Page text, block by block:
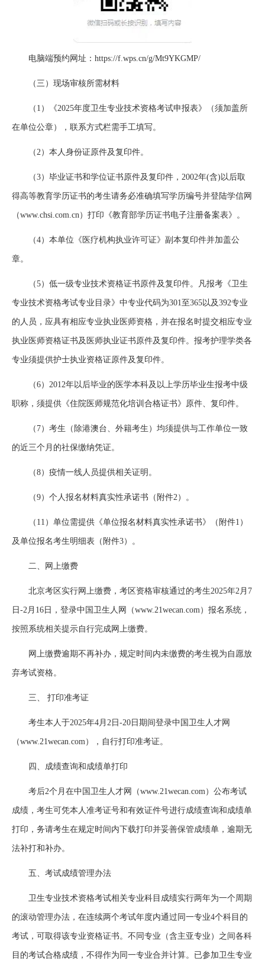
电脑端预约网址：https://f.wps.cn/g/Mt9YKGMP/
（三）现场审核所需材料
（1）《2025年度卫生专业技术资格考试申报表》（须加盖所
在单位公章），联系方式栏需手工填写。
（2）本人身份证原件及复印件。
（3）毕业证书和学位证书原件及复印件，2002年(含)以后取
得高等教育学历证书的考生请务必准确填写学历编号并登陆学信网
（www.chsi.com.cn）打印《教育部学历证书电子注册备案表》。
（4）本单位《医疗机构执业许可证》副本复印件并加盖公
章。
（5）低一级专业技术资格证书原件及复印件。凡报考《卫生
专业技术资格考试专业目录》中专业代码为301至365以及392专业
的人员，应具有相应专业执业医师资格，并在报名时提交相应专业
执业医师资格证书及医师执业证书原件及复印件。报考护理学类各
专业须提供护士执业资格证原件及复印件。
（6）2012年以后毕业的医学本科及以上学历毕业生报考中级
职称，须提供《住院医师规范化培训合格证书》原件、复印件。
（7）考生（除港澳台、外籍考生）均须提供与工作单位一致
的近三个月的社保缴纳凭证。
（8）疫情一线人员提供相关证明。
（9）个人报名材料真实性承诺书（附件2）。
（11）单位需提供《单位报名材料真实性承诺书》（附件1）
及单位报名考生明细表（附件3）。
二、网上缴费
北京考区实行网上缴费，考区资格审核通过的考生2025年2月7
日-2月16日，登录中国卫生人网（www.21wecan.com）报名系统，
按照系统相关提示自行完成网上缴费。
网上缴费逾期不再补办，规定时间内未缴费的考生视为自愿放
弃考试资格。
三、 打印准考证
考生本人于2025年4月2日-20日期间登录中国卫生人才网
（www.21wecan.com），自行打印准考证。
四、成绩查询和成绩单打印
考后2个月在中国卫生人才网（www.21wecan.com）公布考试
成绩，考生可凭本人准考证号和有效证件号进行成绩查询和成绩单
打印，务请考生在规定时间内下载打印并妥善保管成绩单，逾期无
法补打和补办。
五、考试成绩管理办法
卫生专业技术资格考试相关专业科目成绩实行两年为一个周期
的滚动管理办法，在连续两个考试年度内通过同一专业4个科目的
考试，可取得该专业资格证书。不同专业（含主亚专业）之间各科
目的考试合格成绩，不得作为同一专业合并计算。已参加卫生专业